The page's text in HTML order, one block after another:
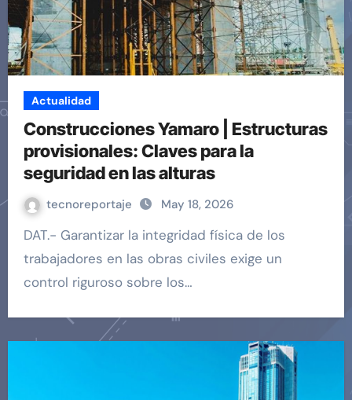
Actualidad
Construcciones Yamaro | Estructuras
provisionales: Claves para la
seguridad en las alturas
tecnoreportaje May 18, 2026
DAT.- Garantizar la integridad física de los
trabajadores en las obras civiles exige un
control riguroso sobre los…